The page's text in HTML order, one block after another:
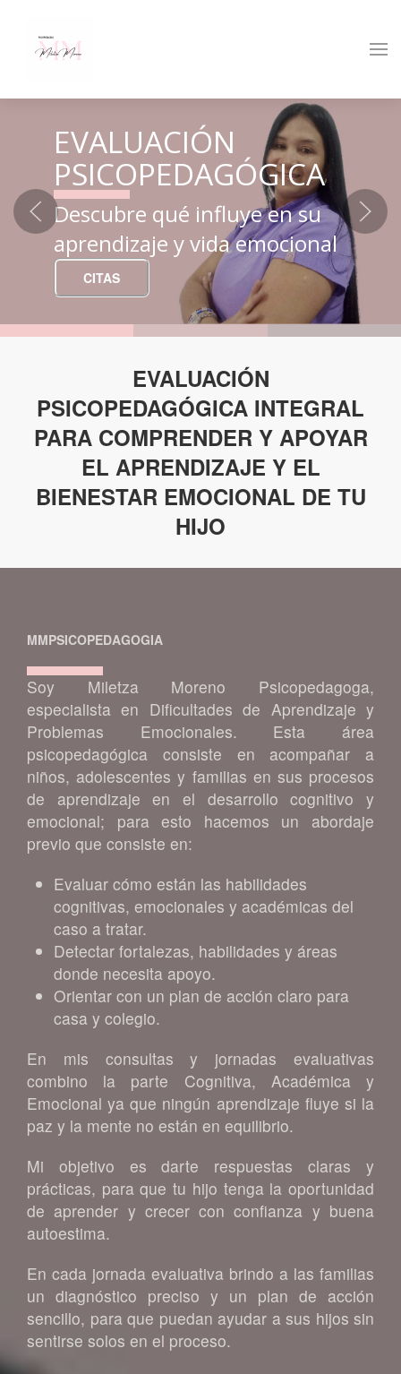
EVALUACIÓN
PSICOPEDAGÓGICA
Descubre qué influye en su
aprendizaje y vida emocional
CITAS
EVALUACIÓN
PSICOPEDAGÓGICA INTEGRAL
PARA COMPRENDER Y APOYAR
EL APRENDIZAJE Y EL
BIENESTAR EMOCIONAL DE TU
HIJO
MMPSICOPEDAGOGIA
Soy Miletza Moreno Psicopedagoga,
especialista en Dificultades de Aprendizaje y
Problemas Emocionales. Esta área
psicopedagógica consiste en acompañar a
niños, adolescentes y familias en sus procesos
de aprendizaje en el desarrollo cognitivo y
emocional; para esto hacemos un abordaje
previo que consiste en:
Evaluar cómo están las habilidades
cognitivas, emocionales y académicas del
caso a tratar.
Detectar fortalezas, habilidades y áreas
donde necesita apoyo.
Orientar con un plan de acción claro para
casa y colegio.
En mis consultas y jornadas evaluativas
combino la parte Cognitiva, Académica y
Emocional ya que ningún aprendizaje fluye si la
paz y la mente no están en equilibrio.
Mi objetivo es darte respuestas claras y
prácticas, para que tu hijo tenga la oportunidad
de aprender y crecer con confianza y buena
autoestima.
En cada jornada evaluativa brindo a las familias
un diagnóstico preciso y un plan de acción
sencillo, para que puedan ayudar a sus hijos sin
sentirse solos en el proceso.